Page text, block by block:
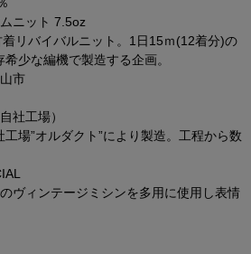
ニット 7.5oz
リバイバルニット。1日15ｍ(12着分)の
少な編機で製造する企画。
市
社工場）
場”オルダクト”により製造。工程から数
ヴィンテージミシンを多用に使用し表情